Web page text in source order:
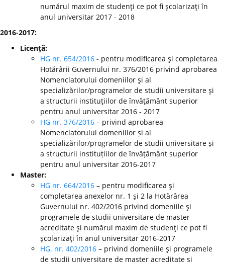
numărul maxim de studenţi ce pot fi şcolarizaţi în
anul universitar 2017 - 2018
2016-2017:
Licenţă:
HG nr. 654/2016 - pentru modificarea şi completarea
Hotărârii Guvernului nr. 376/2016 privind aprobarea
Nomenclatorului domeniilor şi al
specializărilor/programelor de studii universitare şi
a structurii instituţiilor de învăţământ superior
pentru anul universitar 2016 - 2017
HG nr. 376/2016 – privind aprobarea
Nomenclatorului domeniilor și al
specializărilor/programelor de studii universitare și
a structurii instituțiilor de învățământ superior
pentru anul universitar 2016-2017
Master:
HG nr. 664/2016 – pentru modificarea şi
completarea anexelor nr. 1 şi 2 la Hotărârea
Guvernului nr. 402/2016 privind domeniile şi
programele de studii universitare de master
acreditate şi numărul maxim de studenţi ce pot fi
şcolarizaţi în anul universitar 2016-2017
HG. nr. 402/2016 – privind domeniile şi programele
de studii universitare de master acreditate şi